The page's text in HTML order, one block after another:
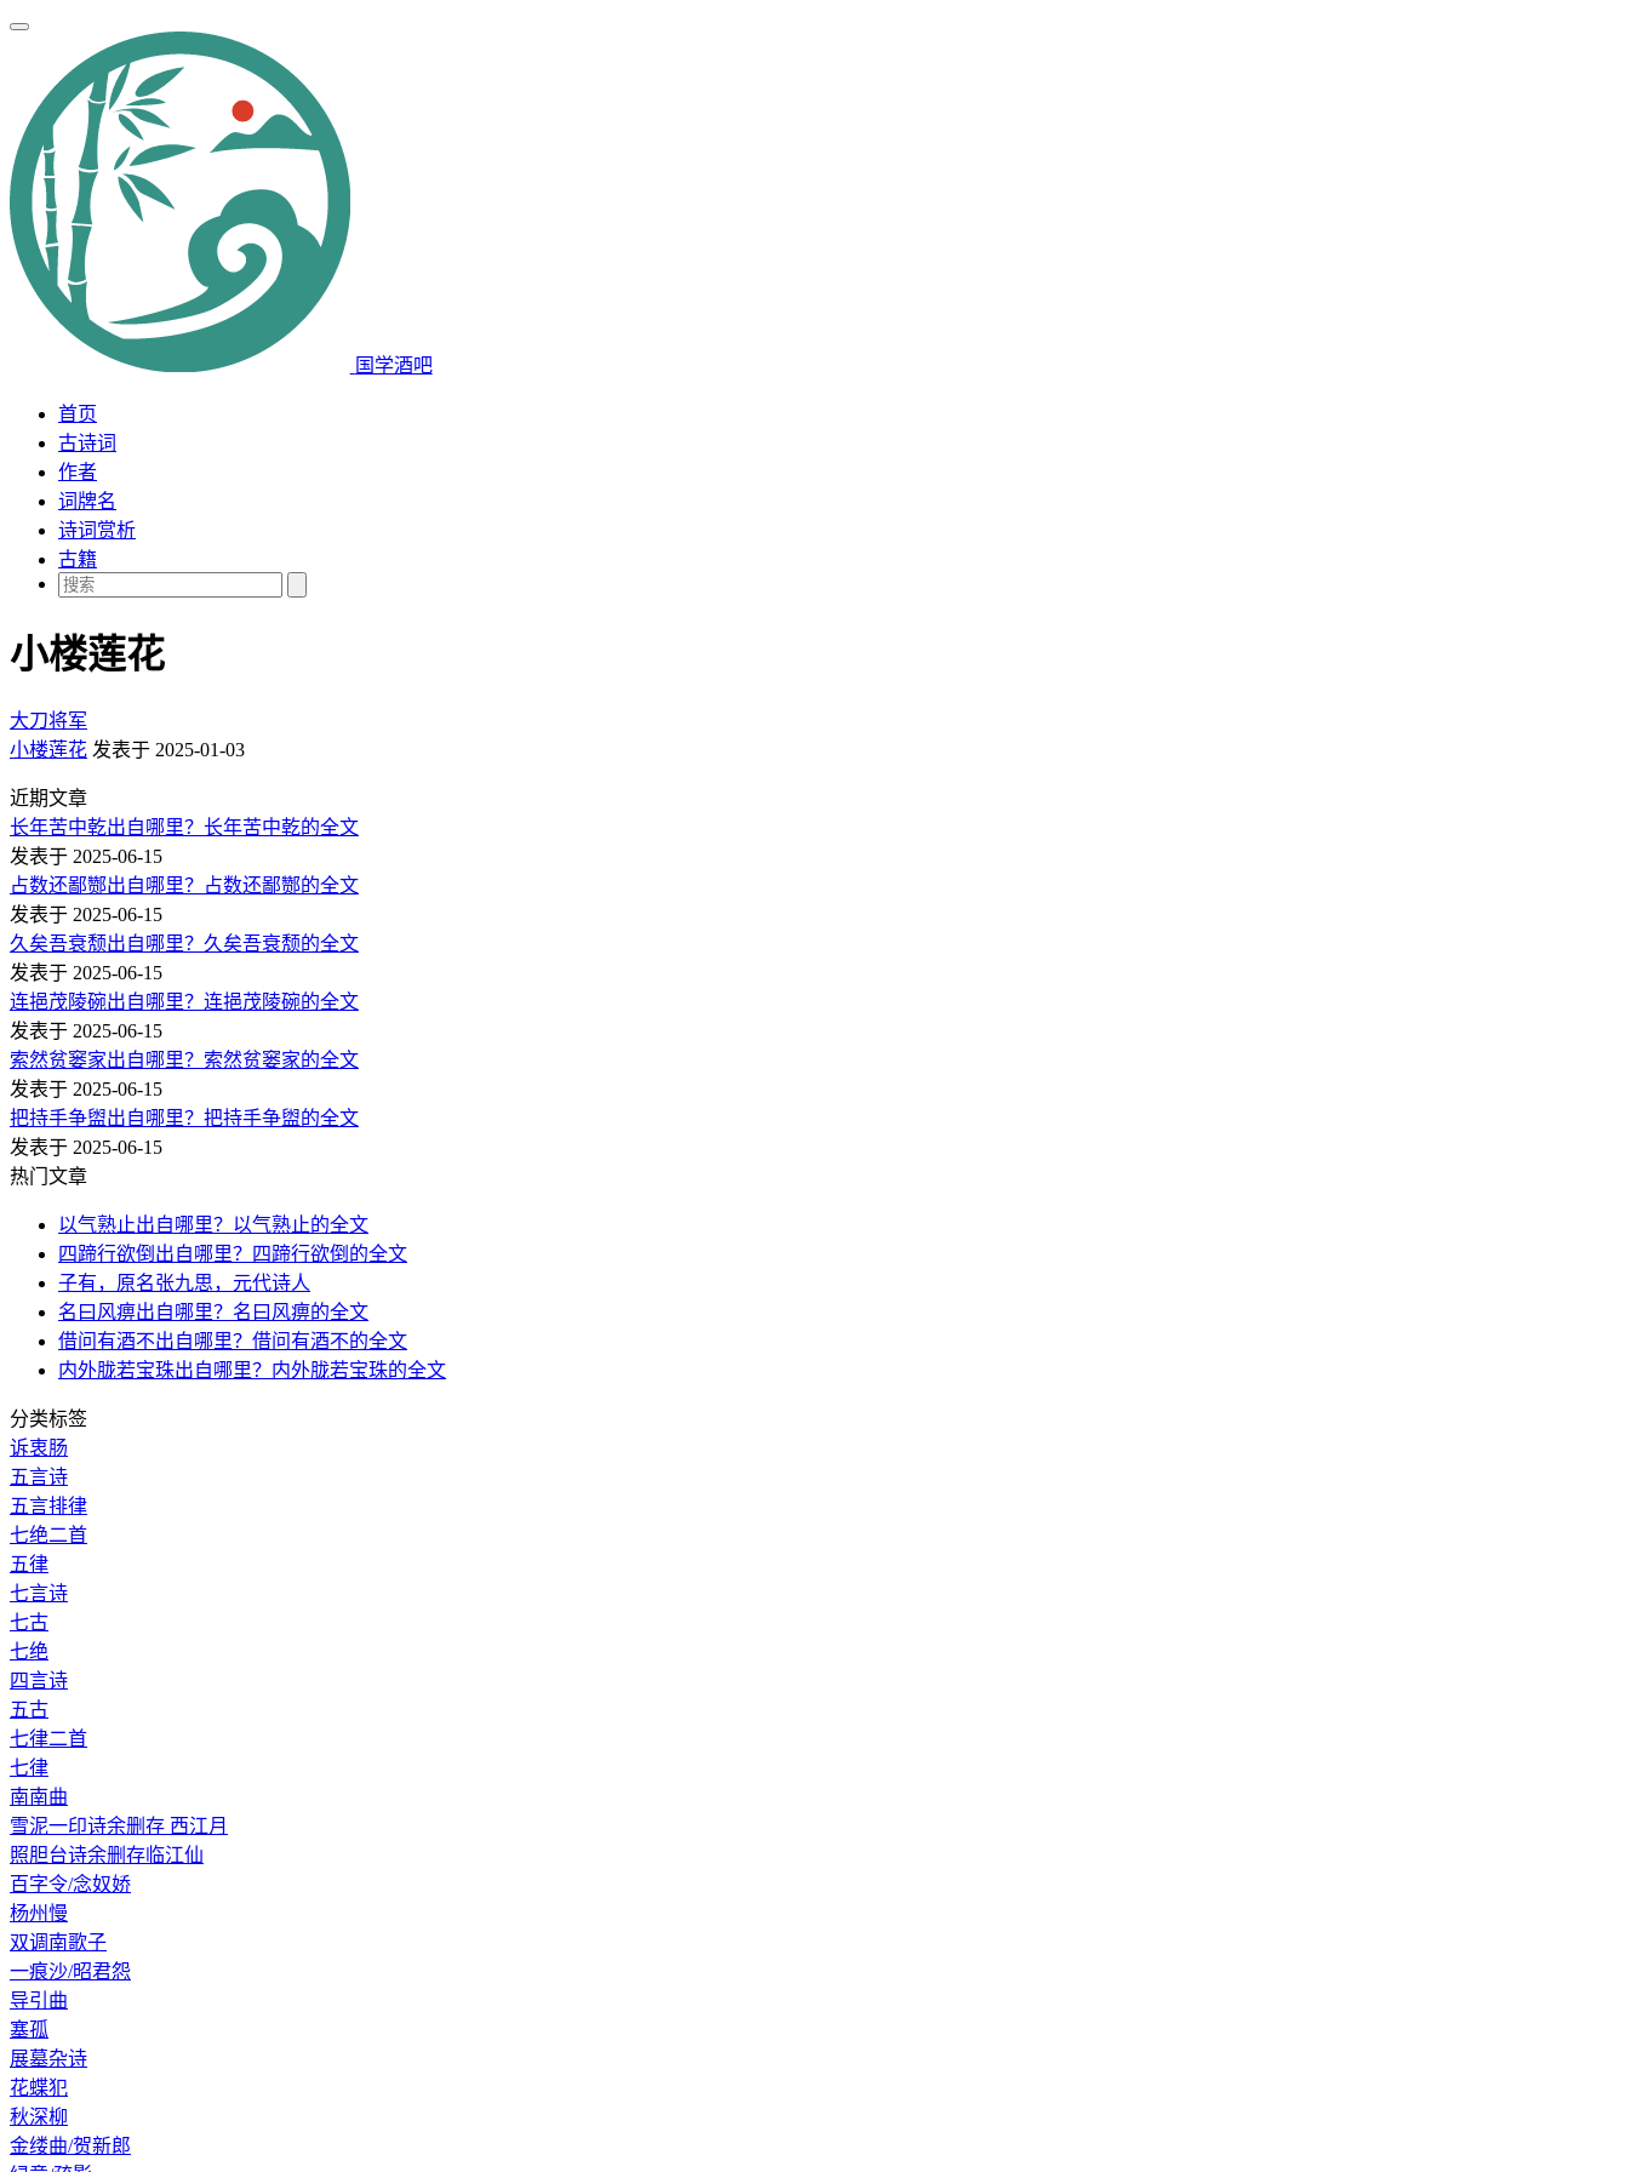
国学酒吧
首页
古诗词
作者
词牌名
诗词赏析
古籍
小楼莲花
大刀将军
小楼莲花 发表于 2025-01-03
近期文章
长年苦中乾出自哪里？长年苦中乾的全文
发表于 2025-06-15
占数还鄙酂出自哪里？占数还鄙酂的全文
发表于 2025-06-15
久矣吾衰颓出自哪里？久矣吾衰颓的全文
发表于 2025-06-15
连挹茂陵碗出自哪里？连挹茂陵碗的全文
发表于 2025-06-15
索然贫窭家出自哪里？索然贫窭家的全文
发表于 2025-06-15
把持手争盥出自哪里？把持手争盥的全文
发表于 2025-06-15
热门文章
以气熟止出自哪里？以气熟止的全文
四蹄行欲倒出自哪里？四蹄行欲倒的全文
子有，原名张九思，元代诗人
名曰风痹出自哪里？名曰风痹的全文
借问有酒不出自哪里？借问有酒不的全文
内外胧若宝珠出自哪里？内外胧若宝珠的全文
分类标签
诉衷肠
五言诗
五言排律
七绝二首
五律
七言诗
七古
七绝
四言诗
五古
七律二首
七律
南南曲
雪泥一印诗余删存 西江月
照胆台诗余删存临江仙
百字令/念奴娇
杨州慢
双调南歌子
一痕沙/昭君怨
导引曲
塞孤
展墓杂诗
花蝶犯
秋深柳
金缕曲/贺新郎